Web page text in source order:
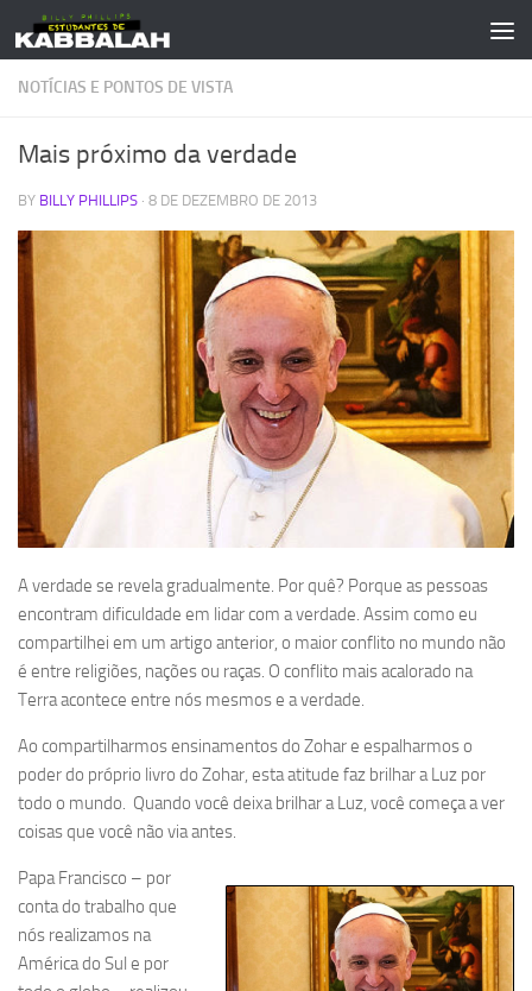
Skip to content
NOTÍCIAS E PONTOS DE VISTA
Mais próximo da verdade
BY BILLY PHILLIPS · 8 DE DEZEMBRO DE 2013
A verdade se revela gradualmente. Por quê? Porque as pessoas
encontram dificuldade em lidar com a verdade. Assim como eu
compartilhei em um artigo anterior, o maior conflito no mundo não
é entre religiões, nações ou raças. O conflito mais acalorado na
Terra acontece entre nós mesmos e a verdade.
Ao compartilharmos ensinamentos do Zohar e espalharmos o
poder do próprio livro do Zohar, esta atitude faz brilhar a Luz por
todo o mundo. Quando você deixa brilhar a Luz, você começa a ver
coisas que você não via antes.
Papa Francisco – por
conta do trabalho que
nós realizamos na
América do Sul e por